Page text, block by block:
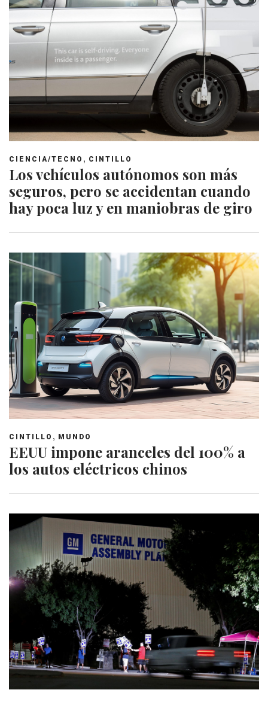
CIENCIA/TECNO , CINTILLO
Los vehículos autónomos son más
seguros, pero se accidentan cuando
hay poca luz y en maniobras de giro
CINTILLO , MUNDO
EEUU impone aranceles del 100% a
los autos eléctricos chinos